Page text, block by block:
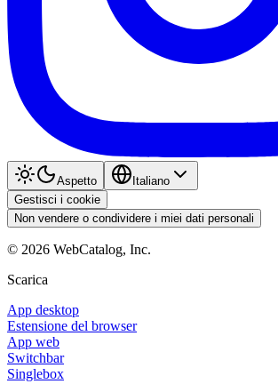
Aspetto
Italiano
Gestisci i cookie
Non vendere o condividere i miei dati personali
© 2026 WebCatalog, Inc.
Scarica
App desktop
Estensione del browser
App web
Switchbar
Singlebox